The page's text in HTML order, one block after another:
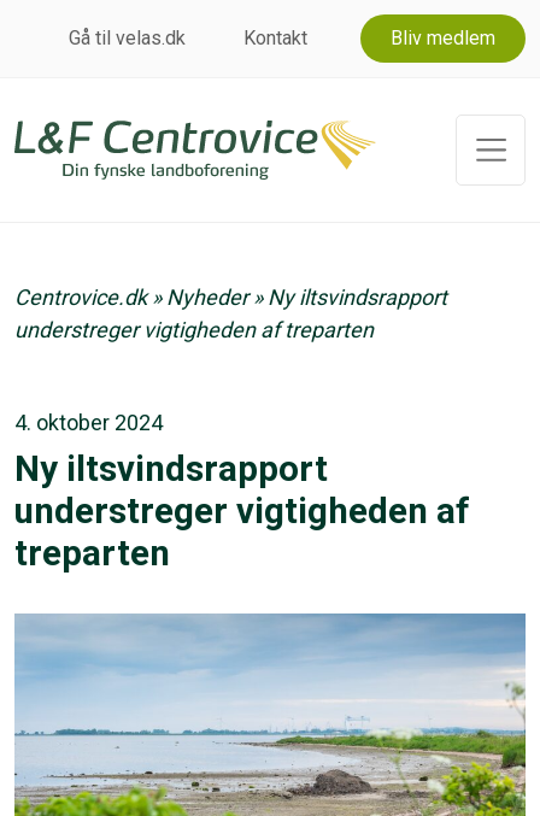
Gå til velas.dk Kontakt Bliv medlem
Centrovice.dk»Nyheder»Ny iltsvindsrapport
understreger vigtigheden af treparten
4. oktober 2024
Ny iltsvindsrapport
understreger vigtigheden af
treparten